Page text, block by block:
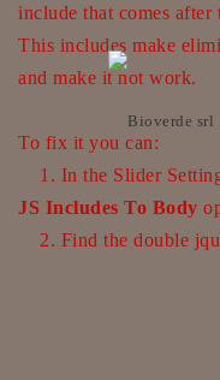
include that comes
This includes make
and make it not work.
To fix it you can:
1. In the Slider
JS Includes To Body
2. Find the double